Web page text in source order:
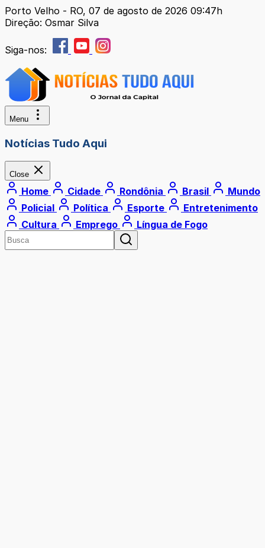
Porto Velho - RO, 07 de agosto de 2026 09:47h
Direção: Osmar Silva
Siga-nos:
Menu
Notícias Tudo Aqui
Close
Home Cidade Rondônia Brasil
Mundo
Policial
Política Esporte
Entretenimento
Cultura
Emprego Língua de Fogo